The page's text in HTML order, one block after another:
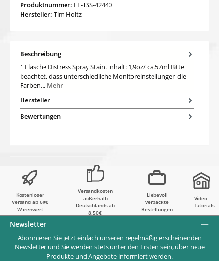
Produktnummer: FF-TSS-42440
Hersteller: Tim Holtz
Beschreibung
1 Flasche Distress Spray Stain. Inhalt: 1,9oz/ ca.57ml Bitte
beachtet, dass unterschiedliche Monitoreinstellungen die
Farben… Mehr
Hersteller
Bewertungen
Kostenloser
Versand ab 60€
Warenwert
Versandkosten
außerhalb
Deutschlands ab
8,50€
Liebevoll
verpackte
Bestellungen
Video-
Tutorials
Newsletter
Abonnieren Sie jetzt einfach unseren regelmäßig erscheinenden
Newsletter und Sie werden stets unter den Ersten sein, über neue
Produkte und Angebote informiert werden.